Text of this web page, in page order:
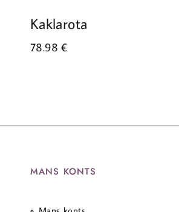
Kaklarota
78.98€
MANS KONTS